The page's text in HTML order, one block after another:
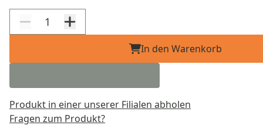
In den Warenkorb
Produkt in einer unserer Filialen abholen
Fragen zum Produkt?